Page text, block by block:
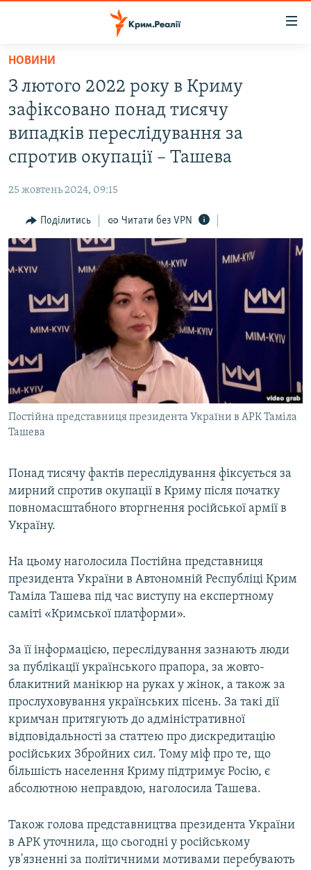
Перейти
основного
матеріалу
Перейти
до
основної
Перейти
пошуку
ВОДА.КРИМ
ВІДЕО ТА ФОТО
ІНТЕРВ'Ю
ВСЕ ЗА ДЕНЬ
СПЕЦПРОЕКТИ
ДЕПОРТАЦІЯ
ВІДЕОУРОКИ «ELIFBE»
СВІДЧЕННЯ ОКУПАЦІЇ
УКРАЇНСЬКА ПРОБЛЕМА КРИМУ
ІНФОГРАФІКА
ЯК ОБІЙТИ БЛОКУВАННЯ
Русский
Qırımtatar
ДОЛУЧАЙСЯ!
НОВИНИ
З лютого 2022 року в Криму
зафіксовано понад тисячу
випадків переслідування за
спротив окупації – Ташева
25 жовтень 2024, 09:15
Поділитись Читати без VPN
Постійна представниця президента України в АРК Таміла
Ташева
Понад тисячу фактів переслідування фіксується за
мирний спротив окупації в Криму після початку
повномасштабного вторгнення російської армії в
Україну.
На цьому наголосила Постійна представниця
президента України в Автономній Республіці Крим
Таміла Ташева під час виступу на експертному
саміті «Кримської платформи».
За її інформацією, переслідування зазнають люди
за публікації українського прапора, за жовто-
блакитний манікюр на руках у жінок, а також за
прослуховування українських пісень. За такі дії
кримчан притягують до адміністративної
відповідальності за статтею про дискредитацію
російських Збройних сил. Тому міф про те, що
більшість населення Криму підтримує Росію, є
абсолютною неправдою, наголосила Ташева.
Також голова представництва президента України
в АРК уточнила, що сьогодні у російському
ув'язненні за політичними мотивами перебувають